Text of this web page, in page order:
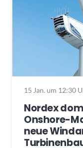
15 Jan. um 12:30
Nordex
Onshore-
neue